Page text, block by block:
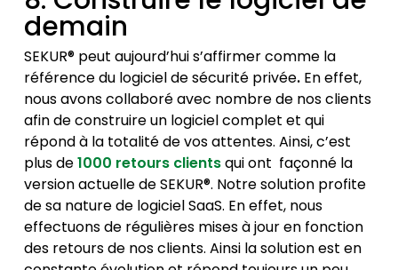
demain
SEKUR® peut aujourd’hui s’affirmer comme la
référence du logiciel de sécurité privée.En effet,
nous avons collaboré avec nombre de nos clients
afin de construire un logiciel complet et qui
répond à la totalité de vos attentes. Ainsi, c’est
plus de1000 retours clientsqui ont façonné la
version actuelle de SEKUR®. Notre solution profite
de sa nature de logiciel SaaS. En effet, nous
effectuons de régulières mises à jour en fonction
des retours de nos clients. Ainsi la solution est en